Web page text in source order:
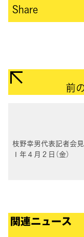
Share
前
枝野幸男代表記者会
１年４月２日（金）
関連ニュース